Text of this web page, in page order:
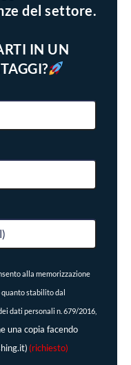
del settore.
IN UN
alla memorizzazione
stabilito dal
dati personali n. 679/2016,
una copia facendo
(richiesto)